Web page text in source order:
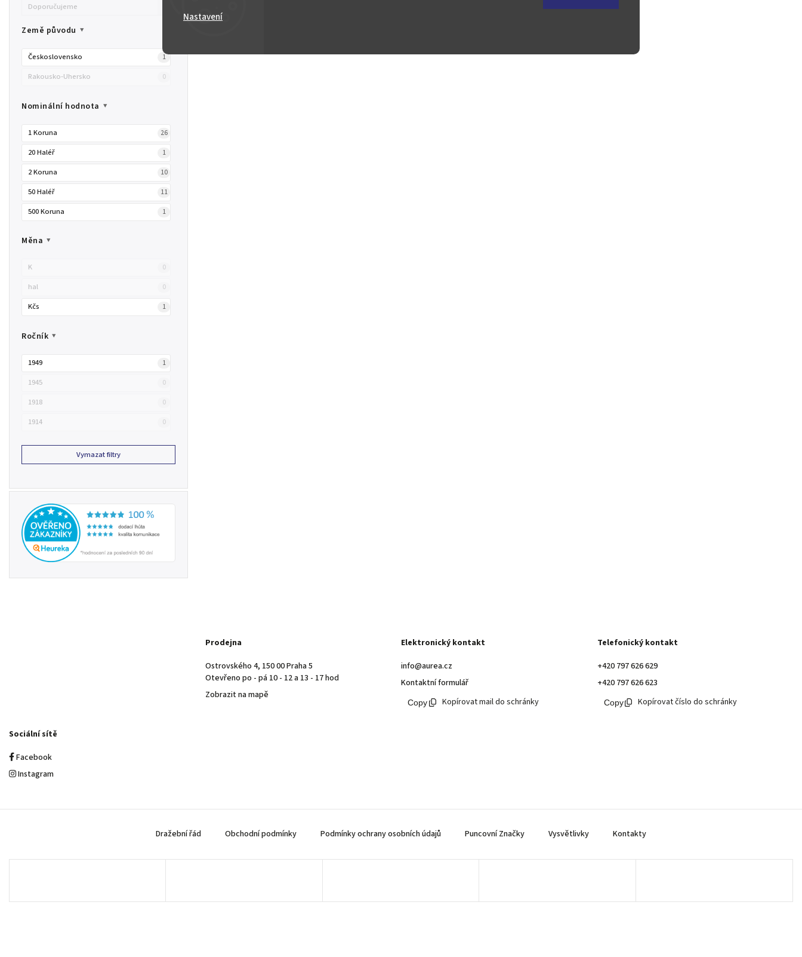
Nastavení
Doporučujeme
Země původu
Československo 1
Rakousko-Uhersko 0
Nominální hodnota
1 Koruna 26
20 Haléř 1
2 Koruna 10
50 Haléř 11
500 Koruna 1
Měna
K 0
hal 0
Kčs 1
Ročník
1949 1
1945 0
1918 0
1914 0
Vymazat filtry
Prodejna
Ostrovského 4, 150 00 Praha 5
Otevřeno po - pá 10 - 12 a 13 - 17 hod
Zobrazit na mapě
Elektronický kontakt
info@aurea.cz
Kontaktní formulář
Kopírovat mail do schránky
Telefonický kontakt
+420 797 626 629
+420 797 626 623
Kopírovat číslo do schránky
Sociální sítě
Facebook
Instagram
Dražební řád Obchodní podmínky Podmínky ochrany osobních údajů Puncovní Značky Vysvětlivky Kontakty